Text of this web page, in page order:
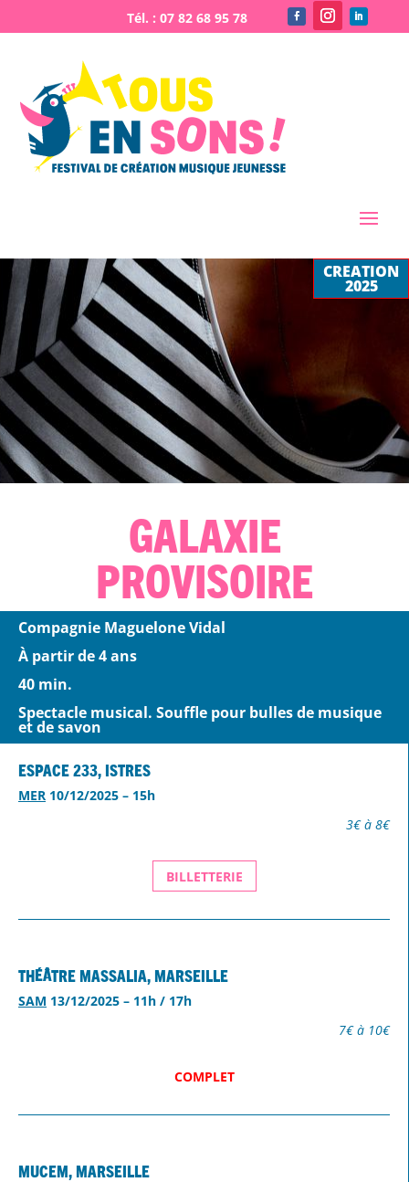
CREATION
2025
Galaxie
Provisoire
Compagnie Maguelone Vidal
À partir de 4 ans
40 min.
Spectacle musical. Souffle pour bulles de musique
et de savon
Espace 233, Istres
MER 10/12/2025 – 15h
3€ à 8€
BILLETTERIE
Théâtre Massalia, Marseille
SAM 13/12/2025 – 11h / 17h
7€ à 10€
COMPLET
MUCEM, Marseille